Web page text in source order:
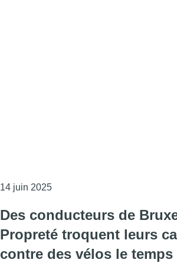
14 juin 2025Consulter l'article "Vooruit dit
Des conducteurs de
Propreté troquent leurs
contre des vélos le temps